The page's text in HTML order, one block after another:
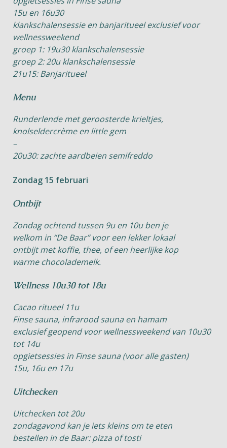
15u en 16u30
klankschalensessie en banjaritueel exclusief voor
wellnessweekend
groep 1: 19u30 klankschalensessie
groep 2: 20u klankschalensessie
21u15: Banjaritueel
Menu
Runderlende met geroosterde krieltjes,
knolseldercrème en little gem
–
20u30: zachte aardbeien semifreddo
Zondag 15 februari
Ontbijt
Zondag ochtend tussen 9u en 10u ben je
welkom in “De Baar” voor een lekker lokaal
ontbijt met koffie, thee, of een heerlijke kop
warme chocolademelk.
Wellness 10u30 tot 18u
Cacao ritueel 11u
Finse sauna, infrarood sauna en hamam
exclusief geopend voor wellnessweekend van 10u30
tot 14u
opgietsessies in Finse sauna (voor alle gasten)
15u, 16u en 17u
Uitchecken
Uitchecken tot 20u
zondagavond kan je iets kleins om te eten
bestellen in de Baar: pizza of tosti